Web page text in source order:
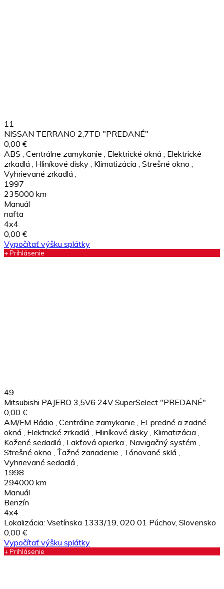
11
NISSAN TERRANO 2,7TD "PREDANÉ"
0,00 €
ABS , Centrálne zamykanie , Elektrické okná , Elektrické
zrkadlá , Hliníkové disky , Klimatizácia , Strešné okno ,
Vyhrievané zrkadlá ,
1997
235000 km
Manuál
nafta
4x4
0,00 €
Vypočítať výšku splátky
+ Prihlásenie
49
Mitsubishi PAJERO 3,5V6 24V SuperSelect "PREDANÉ"
0,00 €
AM/FM Rádio Centrálne zamykanie
El. predné a zadné
okná
Elektrické zrkadlá Hliníkové disky Klimatizácia
Kožené sedadlá
Lakťová opierka Navigačný systém
Strešné okno Ťažné zariadenie Tónované sklá
Vyhrievané sedadlá
1998
294000 km
Manuál
Benzín
4x4
Lokalizácia: Vsetínska 1333/19, 020 01 Púchov, Slovensko
0,00 €
Vypočítať výšku splátky
+ Prihlásenie